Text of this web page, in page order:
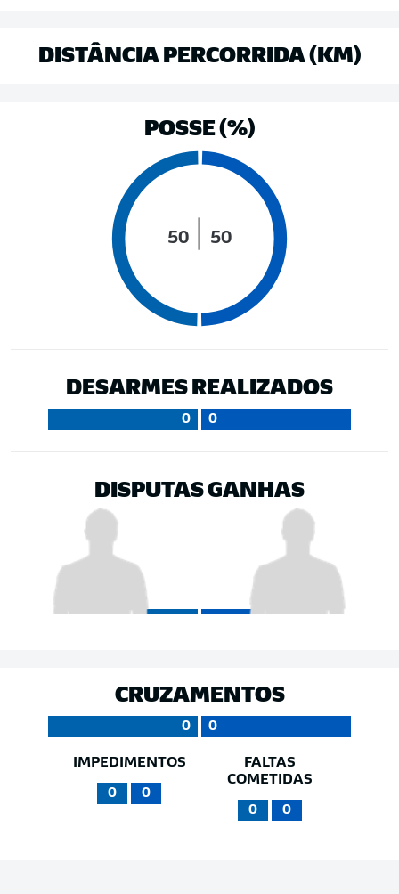
DISTÂNCIA PERCORRIDA (KM)
POSSE (%)
50 50
DESARMES REALIZADOS
0 0
DISPUTAS GANHAS
CRUZAMENTOS
0 0
IMPEDIMENTOS
0 0
FALTAS
COMETIDAS
0 0